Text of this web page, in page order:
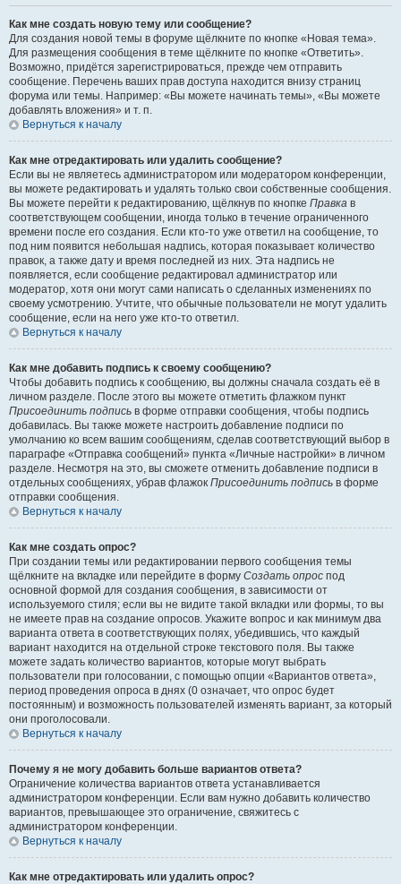
Как мне создать новую тему или сообщение?
Для создания новой темы в форуме щёлкните по кнопке «Новая тема».
Для размещения сообщения в теме щёлкните по кнопке «Ответить».
Возможно, придётся зарегистрироваться, прежде чем отправить
сообщение. Перечень ваших прав доступа находится внизу страниц
форума или темы. Например: «Вы можете начинать темы», «Вы можете
добавлять вложения» и т. п.
Вернуться к началу
Как мне отредактировать или удалить сообщение?
Если вы не являетесь администратором или модератором конференции,
вы можете редактировать и удалять только свои собственные сообщения.
Вы можете перейти к редактированию, щёлкнув по кнопке Правка в
соответствующем сообщении, иногда только в течение ограниченного
времени после его создания. Если кто-то уже ответил на сообщение, то
под ним появится небольшая надпись, которая показывает количество
правок, а также дату и время последней из них. Эта надпись не
появляется, если сообщение редактировал администратор или
модератор, хотя они могут сами написать о сделанных изменениях по
своему усмотрению. Учтите, что обычные пользователи не могут удалить
сообщение, если на него уже кто-то ответил.
Вернуться к началу
Как мне добавить подпись к своему сообщению?
Чтобы добавить подпись к сообщению, вы должны сначала создать её в
личном разделе. После этого вы можете отметить флажком пункт
Присоединить подпись в форме отправки сообщения, чтобы подпись
добавилась. Вы также можете настроить добавление подписи по
умолчанию ко всем вашим сообщениям, сделав соответствующий выбор в
параграфе «Отправка сообщений» пункта «Личные настройки» в личном
разделе. Несмотря на это, вы сможете отменить добавление подписи в
отдельных сообщениях, убрав флажок Присоединить подпись в форме
отправки сообщения.
Вернуться к началу
Как мне создать опрос?
При создании темы или редактировании первого сообщения темы
щёлкните на вкладке или перейдите в форму Создать опрос под
основной формой для создания сообщения, в зависимости от
используемого стиля; если вы не видите такой вкладки или формы, то вы
не имеете прав на создание опросов. Укажите вопрос и как минимум два
варианта ответа в соответствующих полях, убедившись, что каждый
вариант находится на отдельной строке текстового поля. Вы также
можете задать количество вариантов, которые могут выбрать
пользователи при голосовании, с помощью опции «Вариантов ответа»,
период проведения опроса в днях (0 означает, что опрос будет
постоянным) и возможность пользователей изменять вариант, за который
они проголосовали.
Вернуться к началу
Почему я не могу добавить больше вариантов ответа?
Ограничение количества вариантов ответа устанавливается
администратором конференции. Если вам нужно добавить количество
вариантов, превышающее это ограничение, свяжитесь с
администратором конференции.
Вернуться к началу
Как мне отредактировать или удалить опрос?